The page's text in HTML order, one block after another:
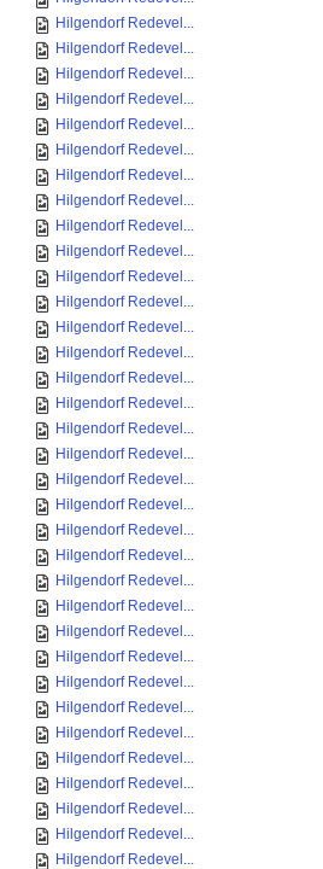
Hilgendorf Redevel...
Hilgendorf Redevel...
Hilgendorf Redevel...
Hilgendorf Redevel...
Hilgendorf Redevel...
Hilgendorf Redevel...
Hilgendorf Redevel...
Hilgendorf Redevel...
Hilgendorf Redevel...
Hilgendorf Redevel...
Hilgendorf Redevel...
Hilgendorf Redevel...
Hilgendorf Redevel...
Hilgendorf Redevel...
Hilgendorf Redevel...
Hilgendorf Redevel...
Hilgendorf Redevel...
Hilgendorf Redevel...
Hilgendorf Redevel...
Hilgendorf Redevel...
Hilgendorf Redevel...
Hilgendorf Redevel...
Hilgendorf Redevel...
Hilgendorf Redevel...
Hilgendorf Redevel...
Hilgendorf Redevel...
Hilgendorf Redevel...
Hilgendorf Redevel...
Hilgendorf Redevel...
Hilgendorf Redevel...
Hilgendorf Redevel...
Hilgendorf Redevel...
Hilgendorf Redevel...
Hilgendorf Redevel...